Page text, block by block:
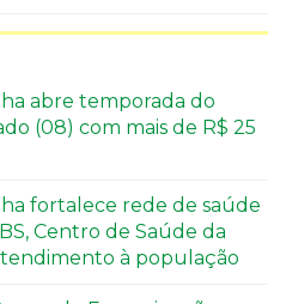
abre temporada do
(08) com mais de R$ 25
fortalece rede de saúde
Centro de Saúde da
à população